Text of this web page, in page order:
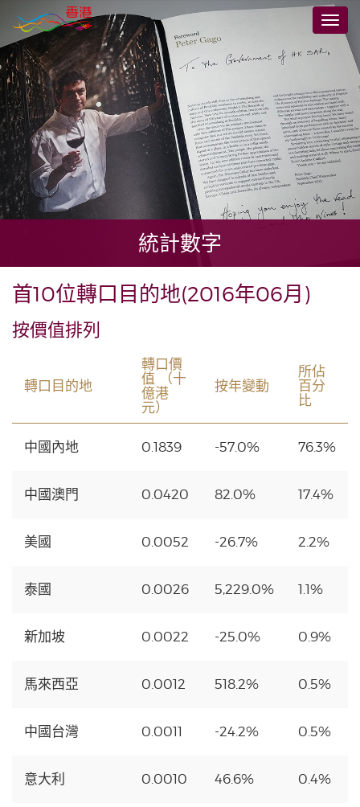
至
主
要
內
容
切
統計數字
首10位轉口目的地(2016年06月)
按價值排列
轉口目的地
轉口價
值 （十
億港
元）
按年變動
所佔
百分
比
中國內地 0.1839 -57.0% 76.3%
中國澳門 0.0420 82.0% 17.4%
美國 0.0052 -26.7% 2.2%
泰國 0.0026 5,229.0% 1.1%
新加坡 0.0022 -25.0% 0.9%
馬來西亞 0.0012 518.2% 0.5%
中國台灣 0.0011 -24.2% 0.5%
意大利 0.0010 46.6% 0.4%